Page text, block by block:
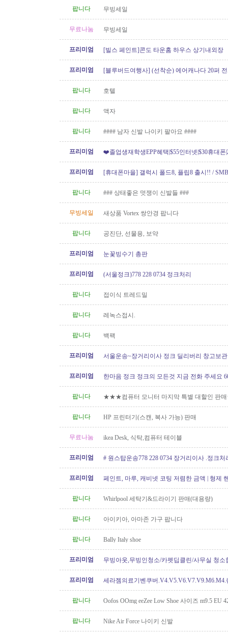
팝니다 무빙세일
무료나눔 무빙세일
프리미엄 [빌스 페인트]콘도 타운홈 하우스 상기내외장
프리미엄 [블루버드여행사] (선착순) 에어캐나다 20퍼
팝니다 호텔
팝니다 액자
팝니다 #### 남자 신발 나이키 팔아요 ####
프리미엄
❤️졸업생재학생EPP혜택|$55인터넷|$30휴대폰
프리미엄
[휴대폰마을] 갤럭시 폴드8, 플립8 출시!! /
팝니다
### 상태좋은 멋쟁이 신발들 ###
무빙세일 새상품 Vortex 쌍안경 팝니다
팝니다 공진단, 선물용, 보약
프리미엄 눈꽃빙수기 총판
프리미엄 (서울정크)778 228 0734 정크처리
팝니다 접이식 트레드밀
팝니다 레녹스접시.
팝니다 백팩
프리미엄
서울운송~장거리이사 정크 딜리버리 창고보관
프리미엄
한마음 정크 정크의 모든것 지금 전화 주세요
팝니다 ★★★컴퓨터 모니터 마지막 특별 대할인
팝니다 HP 프린터기(스캔, 복사 가능) 판매
무료나눔 ikea Desk, 식탁,컴퓨터 테이블
프리미엄 # 원스탑운송778 228 0734 장거리이사 .정크처
프리미엄 페인트, 마루, 캐비넷 코팅 저렴한 금액 | 형제
팝니다 Whirlpool 세탁기&드라이기 판매(대용량)
팝니다 아이키아, 아마존 가구 팝니다
팝니다 Bally Italy shoe
프리미엄 무빙아웃,무빙인청소/카펫딥클린/사무실 청소
프리미엄
세라젬의료기벤쿠버.V4.V5.V6.V7.V9.M6.M4.
팝니다
Oofos OOmg eeZee Low Shoe 사이즈 m9.5 EU
팝니다 Nike Air Force 나이키 신발